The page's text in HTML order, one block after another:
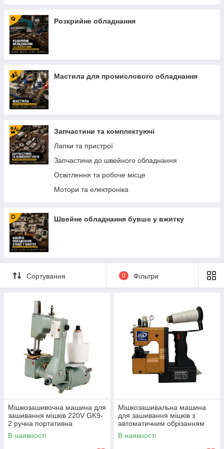
Розкрийне обладнання
Мастила для промислового обладнання
Запчастини та комплектуючі
Лапки та пристрої
Запчастини до швейного обладнання
Освітлення та робоче місце
Мотори та електроніка
Швейне обладнання бувше у вжитку
Сортування 0 Фільтри
Мішкозашивочна машина для
зашивання мішків 220V GK9-
2 ручна портативна
В наявності
Мішкозашивальна машина
для зашивання мішків з
автоматичним обрізанням
нитки RZ668-Yellow
В наявності